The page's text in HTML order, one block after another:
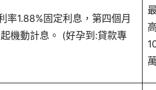
率1.88%固定利息，第四個月
機動計息。 (好孕到:貸款專